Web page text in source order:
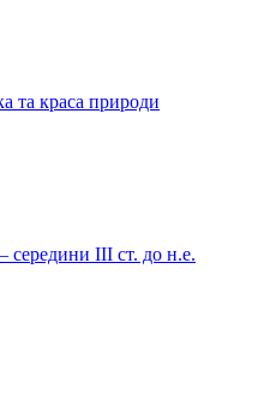
та краса природи
середини ІІІ ст. до н.е.